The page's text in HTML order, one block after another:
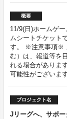
概要
11/9(日)ホームゲ
ムシートチケット
す。 ※注意事項※
む）は、報道等を
れる場合がありま
可能性がございま
プロジェクト名
Jリーグへ、サポ